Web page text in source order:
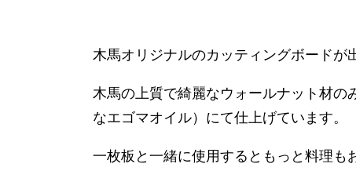
木馬オリジナルのカッティングボードが
木馬の上質で綺麗なウォールナット材
なエゴマオイル）にて仕上げています。
一枚板と一緒に使用するともっと料理も